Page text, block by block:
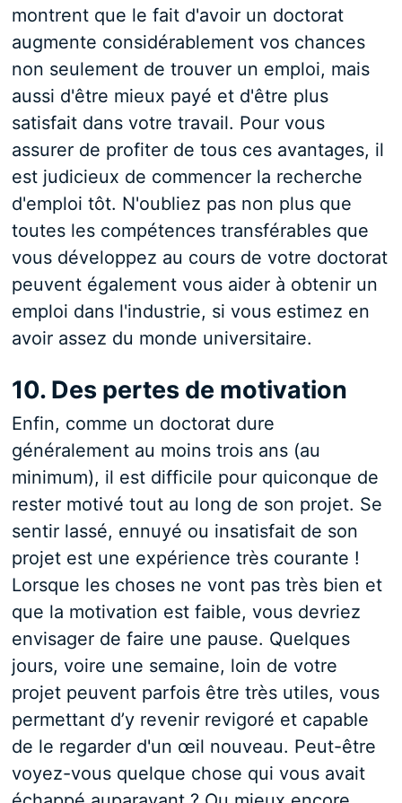
montrent que le fait d'avoir un doctorat
augmente considérablement vos chances
non seulement de trouver un emploi, mais
aussi d'être mieux payé et d'être plus
satisfait dans votre travail. Pour vous
assurer de profiter de tous ces avantages, il
est judicieux de commencer la recherche
d'emploi tôt. N'oubliez pas non plus que
toutes les compétences transférables que
vous développez au cours de votre doctorat
peuvent également vous aider à obtenir un
emploi dans l'industrie, si vous estimez en
avoir assez du monde universitaire.
10. Des pertes de motivation
Enfin, comme un doctorat dure
généralement au moins trois ans (au
minimum), il est difficile pour quiconque de
rester motivé tout au long de son projet. Se
sentir lassé, ennuyé ou insatisfait de son
projet est une expérience très courante !
Lorsque les choses ne vont pas très bien et
que la motivation est faible, vous devriez
envisager de faire une pause. Quelques
jours, voire une semaine, loin de votre
projet peuvent parfois être très utiles, vous
permettant d’y revenir revigoré et capable
de le regarder d'un œil nouveau. Peut-être
voyez-vous quelque chose qui vous avait